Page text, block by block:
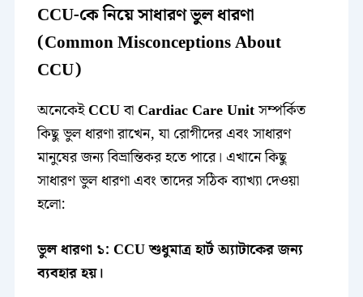
CCU-কে নিয়ে সাধারণ ভুল ধারণা
(Common Misconceptions About
CCU)
অনেকেইCCUবাCardiac Care Unitসম্পর্কিত
কিছু ভুল ধারণা রাখেন, যা রোগীদের এবং সাধারণ
মানুষের জন্য বিভ্রান্তিকর হতে পারে। এখানে কিছু
সাধারণ ভুল ধারণা এবং তাদের সঠিক ব্যাখ্যা দেওয়া
হলো:
ভুল ধারণা ১: CCU শুধুমাত্র হার্ট অ্যাটাকের জন্য
ব্যবহার হয়।